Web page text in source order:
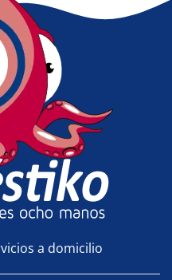
a domicilio